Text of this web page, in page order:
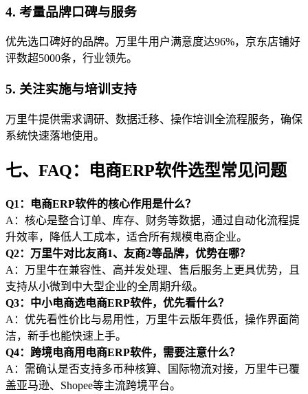
4. 考量品牌口碑与服务
优先选口碑好的品牌。万里牛用户满意度达96%，京东店铺好
评数超5000条，行业领先。
5. 关注实施与培训支持
万里牛提供需求调研、数据迁移、操作培训全流程服务，确保
系统快速落地使用。
七、FAQ：电商ERP软件选型常见问题
Q1：电商ERP软件的核心作用是什么？
A：核心是整合订单、库存、财务等数据，通过自动化流程提
升效率，降低人工成本，适合所有规模电商企业。
Q2：万里牛对比友商1、友商2等品牌，优势在哪？
A：万里牛在兼容性、高并发处理、售后服务上更具优势，且
支持从小微到中大型企业的全周期升级。
Q3：中小电商选电商ERP软件，优先看什么？
A：优先看性价比与易用性，万里牛云版年费低，操作界面简
洁，新手也能快速上手。
Q4：跨境电商用电商ERP软件，需要注意什么？
A：需确认是否支持多币种核算、国际物流对接，万里牛已覆
盖亚马逊、Shopee等主流跨境平台。